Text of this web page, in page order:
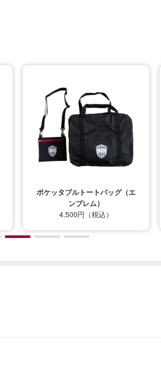
ポケッタブルトートバッグ（エ
ンブレム）
4,500円（税込）